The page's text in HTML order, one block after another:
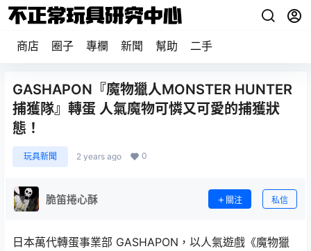
商店 圈子 專欄 新聞 幫助 二手
GASHAPON『魔物獵人MONSTER HUNTER
捕獲隊』轉蛋 人氣魔物可憐又可愛的捕獲狀
態！
玩具新聞 2 years ago 0
脆笛捲心酥 關注 私信
日本萬代轉蛋事業部 GASHAPON，以人氣遊戲《魔物獵